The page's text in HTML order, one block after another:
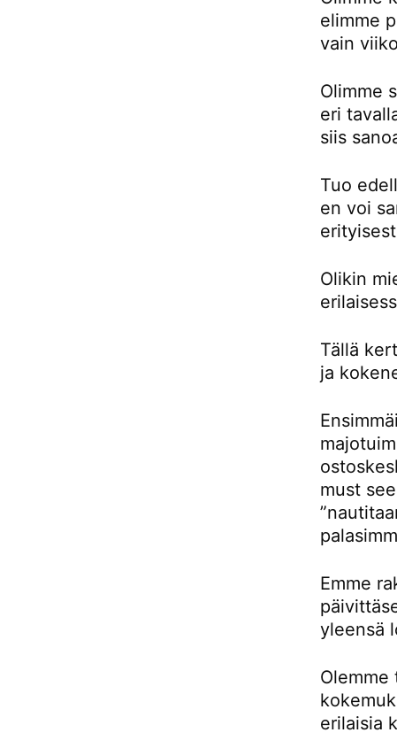
elimme
vain
Olimme
eri
siis
Tuo
en voi
Olikin
Tällä
ja
must
Emme
yleensä
erilaisia